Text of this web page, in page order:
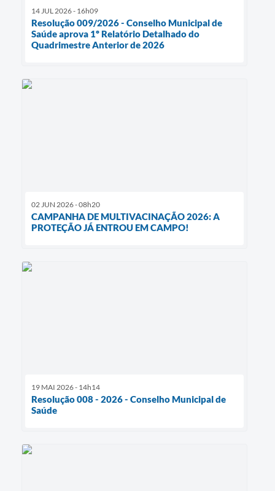
14 JUL 2026 - 16h09
Resolução 009/2026 - Conselho Municipal de
Saúde aprova 1º Relatório Detalhado do
Quadrimestre Anterior de 2026
02 JUN 2026 - 08h20
CAMPANHA DE MULTIVACINAÇÃO 2026: A
PROTEÇÃO JÁ ENTROU EM CAMPO!
19 MAI 2026 - 14h14
Resolução 008 - 2026 - Conselho Municipal de
Saúde